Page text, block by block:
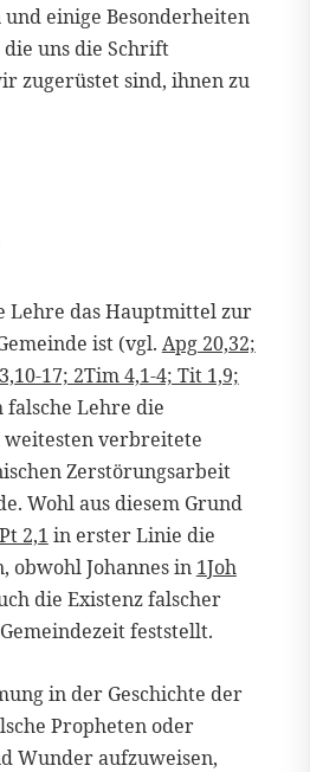
einige Besonderheiten
uns die Schrift
zugerüstet sind, ihnen zu
Lehre das Hauptmittel zur
ist (vgl. Apg 20,32;
17; 2Tim 4,1-4; Tit 1,9;
falsche Lehre die
verbreitete
Zerstörungsarbeit
Wohl aus diesem Grund
2,1 in erster Linie die
obwohl Johannes in 1Joh
die Existenz falscher
feststellt.
in der Geschichte der
Propheten oder
Wunder aufzuweisen,